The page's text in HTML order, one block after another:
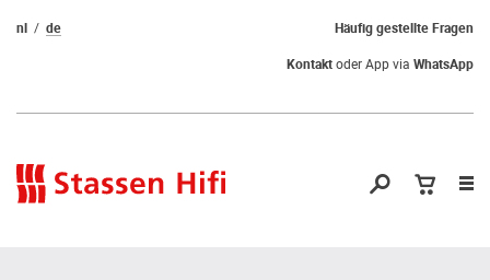
Häufig gestellte Fragen
nl
de
Kontaktoder App via WhatsApp